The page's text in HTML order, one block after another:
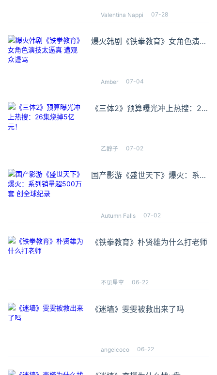
Valentina Nappi 07-28
爆火韩剧《铁拳教育》女角色演技
Amber 07-04
《三体2》预算曝光冲上热搜：26
乙醇子 07-02
国产影游《盛世天下》爆火：系列
Autumn Falls 07-02
《铁拳教育》朴贤雄为什么打老师
不见星空 06-22
《迷墙》雯雯被救出来了吗
angelcoco 06-22